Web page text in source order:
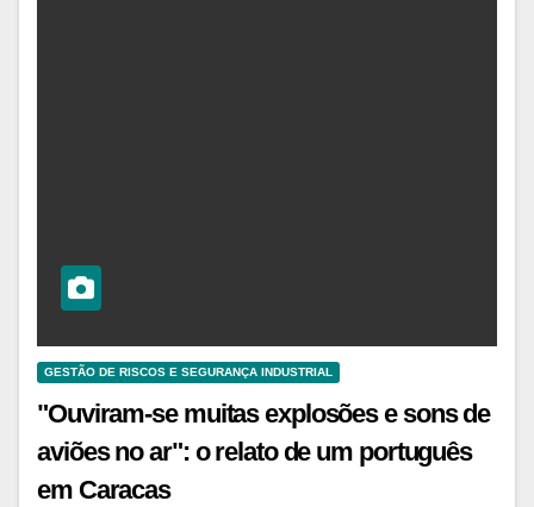
GESTÃO DE RISCOS E SEGURANÇA INDUSTRIAL
"Ouviram-se muitas explosões e sons de
aviões no ar": o relato de um português
em Caracas